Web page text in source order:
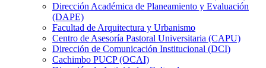
Dirección Académica de Planeamiento y Evaluación
(DAPE)
Facultad de Arquitectura y Urbanismo
Centro de Asesoría Pastoral Universitaria (CAPU)
Dirección de Comunicación Institucional (DCI)
Cachimbo PUCP (OCAI)